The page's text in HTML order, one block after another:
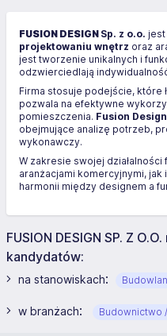
FUSION DESIGN Sp. z o.o.
projektowaniu wnętrz oraz
jest tworzenie unikalnych i
odzwierciedlają
Firma stosuje podejście, które
pozwala na efektywne
pomieszczenia. Fusion Design
obejmujące analizę potrzeb,
wykonawczy.
W zakresie swojej
aranżacjami komercyjnymi,
harmonii między designem a
FUSION DESIGN SP. Z
kandydatów:
na stanowiskach:
w branżach: Budownictwo